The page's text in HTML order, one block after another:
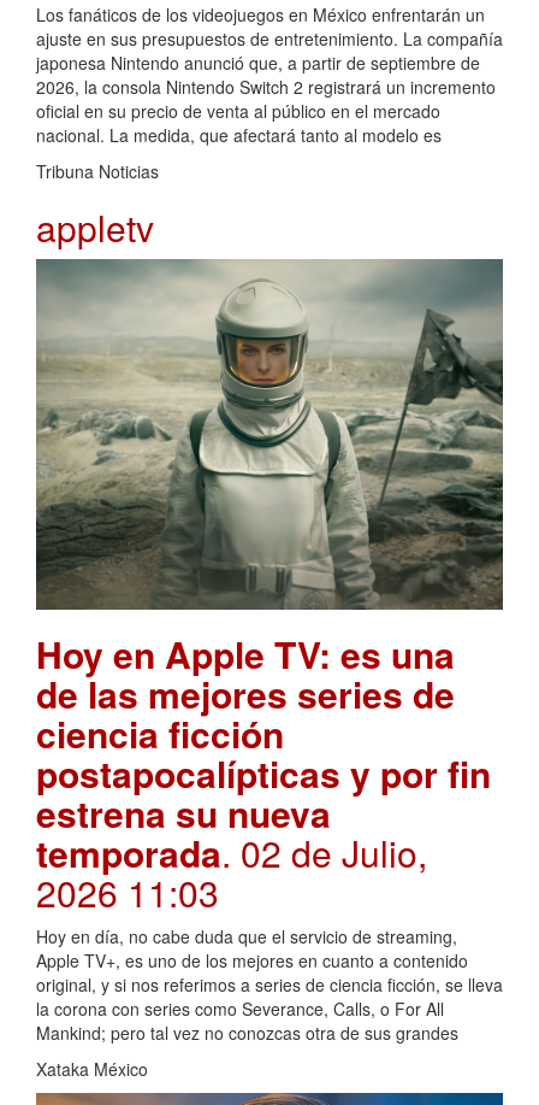
Los fanáticos de los videojuegos en México enfrentarán un
ajuste en sus presupuestos de entretenimiento. La compañía
japonesa Nintendo anunció que, a partir de septiembre de
2026, la consola Nintendo Switch 2 registrará un incremento
oficial en su precio de venta al público en el mercado
nacional. La medida, que afectará tanto al modelo es
Tribuna Noticias
appletv
Hoy en Apple TV: es una
de las mejores series de
ciencia ficción
postapocalípticas y por fin
estrena su nueva
temporada. 02 de Julio,
2026 11:03
Hoy en día, no cabe duda que el servicio de streaming,
Apple TV+, es uno de los mejores en cuanto a contenido
original, y si nos referimos a series de ciencia ficción, se lleva
la corona con series como Severance, Calls, o For All
Mankind; pero tal vez no conozcas otra de sus grandes
Xataka México